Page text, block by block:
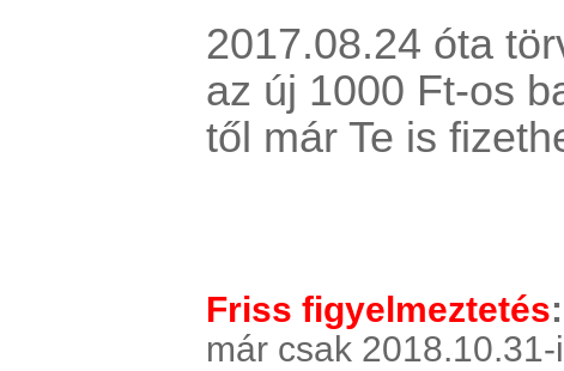
2017.08.24 óta
az új 1000 Ft-os
től már Te is
Friss figyelmeztetés:
már csak